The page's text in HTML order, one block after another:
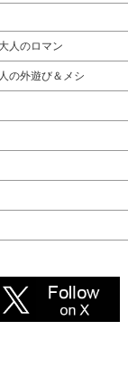
人のロマン
の外遊び＆メシ